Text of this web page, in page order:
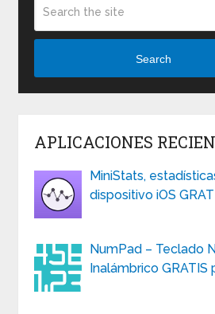
Search
APLICACIONES
MiniStats,
dispositivo iOS
NumPad – Teclado
Inalámbrico GRATIS